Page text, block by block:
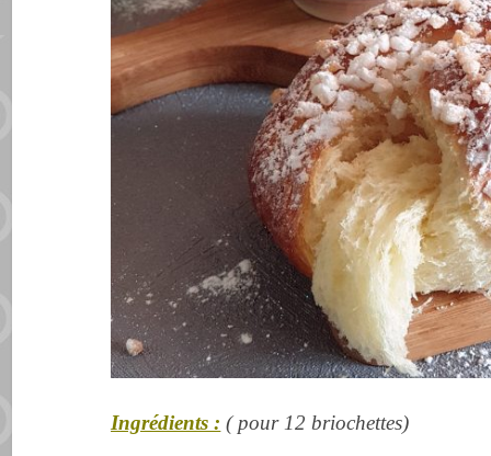
Ingrédients : ( pour 12 briochettes)